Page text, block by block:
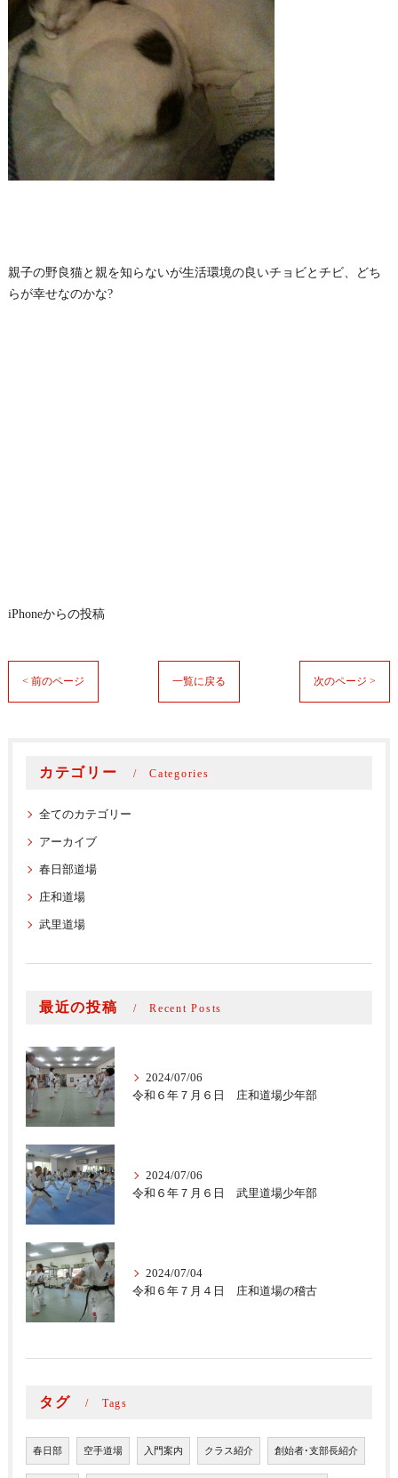
親子の野良猫と親を知らないが生活環境の良いチョビとチビ、どち
らが幸せなのかな?
iPhoneからの投稿
< 前のページ 一覧に戻る 次のページ >
カテゴリー Categories
全てのカテゴリー
アーカイブ
春日部道場
庄和道場
武里道場
最近の投稿 Recent Posts
2024/07/06
令和６年７月６日 庄和道場少年部
2024/07/06
令和６年７月６日 武里道場少年部
2024/07/04
令和６年７月４日 庄和道場の稽古
タグ Tags
春日部 空手道場 入門案内 クラス紹介 創始者･支部長紹介